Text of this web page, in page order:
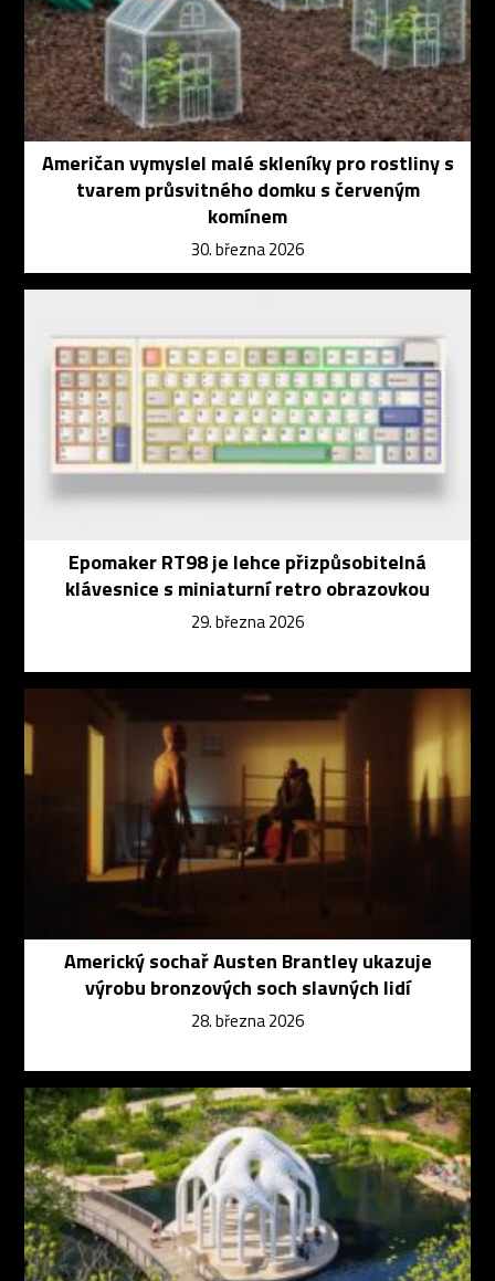
Američan vymyslel malé skleníky pro rostliny s
tvarem průsvitného domku s červeným
komínem
30. března 2026
Epomaker RT98 je lehce přizpůsobitelná
klávesnice s miniaturní retro obrazovkou
29. března 2026
Americký sochař Austen Brantley ukazuje
výrobu bronzových soch slavných lidí
28. března 2026